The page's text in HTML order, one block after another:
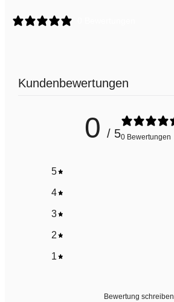
Kundenbewertungen
0 / 50 Bewertungen
5
4
3
2
1
Bewertung schreiben